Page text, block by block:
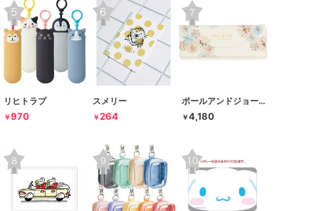
リヒトラブ
￥970
スメリー
￥264
ポールアンドジョー ラ･パペトリー
￥4,180